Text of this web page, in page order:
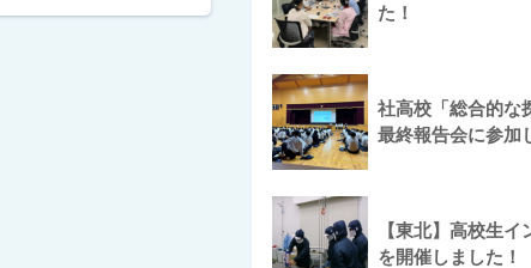
た！
社高校「総合的な
最終報告会に参加
【東北】高校生
を開催しました！